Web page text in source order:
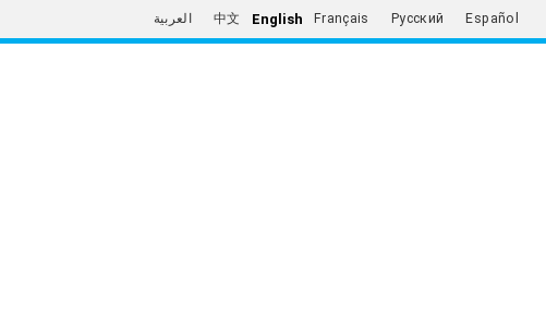
العربية 中文 English Français Русский Español